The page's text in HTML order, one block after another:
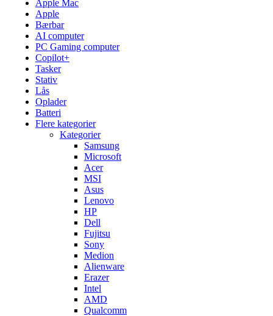
Apple Mac
Apple
Bærbar
AI computer
PC Gaming computer
Copilot+
Tasker
Stativ
Lås
Oplader
Batteri
Flere kategorier
Kategorier
Samsung
Microsoft
Acer
MSI
Asus
Lenovo
HP
Dell
Fujitsu
Sony
Medion
Alienware
Erazer
Intel
AMD
Qualcomm